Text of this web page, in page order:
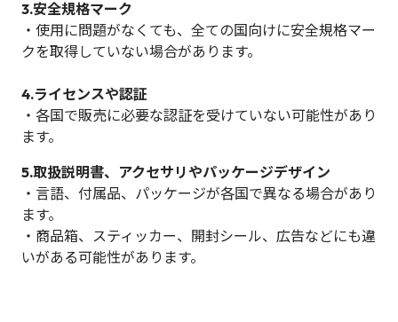
3.安全規格マーク
・使用に問題がなくても、全ての国向けに安全規格マー
クを取得していない場合があります。
4.ライセンスや認証
・各国で販売に必要な認証を受けていない可能性があり
ます。
5.取扱説明書、アクセサリやパッケージデザイン
・言語、付属品、パッケージが各国で異なる場合があり
ます。
・商品箱、スティッカー、開封シール、広告などにも違
いがある可能性があります。